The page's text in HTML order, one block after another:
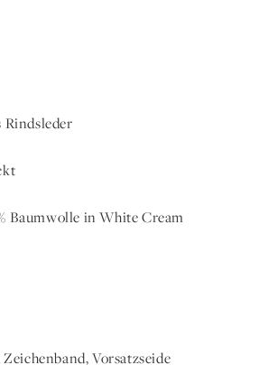
Rindsleder
Baumwolle in White Cream
Vorsatzseide